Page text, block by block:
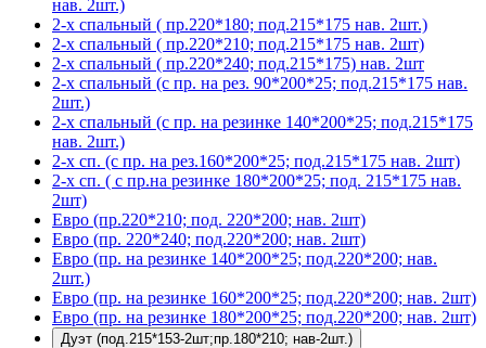
нав. 2шт.)
2-х спальный ( пр.220*180; под.215*175 нав. 2шт.)
2-х спальный ( пр.220*210; под.215*175 нав. 2шт)
2-х спальный ( пр.220*240; под.215*175) нав. 2шт
2-х спальный (с пр. на рез. 90*200*25; под.215*175 нав.
2шт.)
2-х спальный (с пр. на резинке 140*200*25; под.215*175
нав. 2шт.)
2-х сп. (с пр. на рез.160*200*25; под.215*175 нав. 2шт)
2-х сп. ( с пр.на резинке 180*200*25; под. 215*175 нав.
2шт)
Евро (пр.220*210; под. 220*200; нав. 2шт)
Евро (пр. 220*240; под.220*200; нав. 2шт)
Евро (пр. на резинке 140*200*25; под.220*200; нав.
2шт.)
Евро (пр. на резинке 160*200*25; под.220*200; нав. 2шт)
Евро (пр. на резинке 180*200*25; под.220*200; нав. 2шт)
Дуэт (под.215*153-2шт;пр.180*210; нав-2шт.)